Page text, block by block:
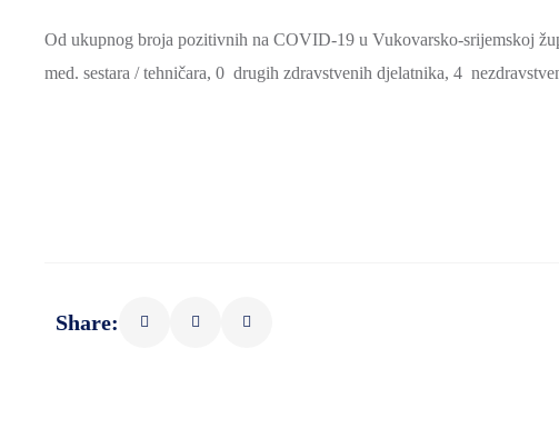
Od ukupnog broja pozitivnih na COVID-19 u Vukovarsko-srijemskoj
med. sestara / tehničara, 0 drugih zdravstvenih djelatnika, 4
Share: